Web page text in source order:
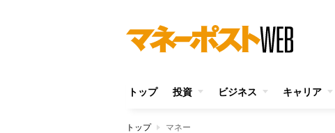
トップ 投資 ビジネス キャリア
トップ マネー